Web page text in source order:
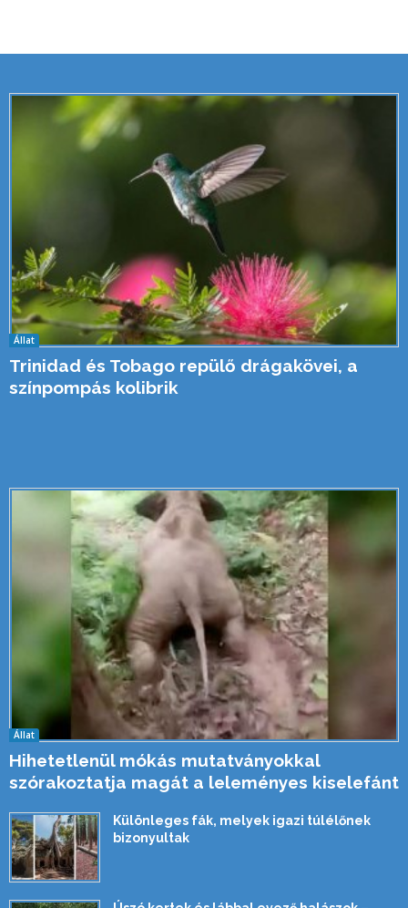
Állat
Trinidad és Tobago repülő drágakövei, a
színpompás kolibrik
Állat
Hihetetlenül mókás mutatványokkal
szórakoztatja magát a leleményes kiselefánt
Különleges fák, melyek igazi túlélőnek
bizonyultak